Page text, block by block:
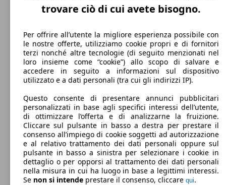
Velocità massima
Diesel
Carburante
211 g/km
Emissioni di CO2 (combinato)*
trovare ciò di cui avete bisogno.
Per offrire all’utente la migliore esperienza possibile con
le nostre offerte, utilizziamo cookie propri e di fornitori
terzi nonché altre tecnologie (di seguito menzionati nel
loro insieme come “cookie”) allo scopo di salvare e
accedere in seguito a informazioni sul dispositivo
utilizzato e a dati personali (tra cui gli indirizzi IP).
Questo consente di presentare annunci pubblicitari
personalizzati in base agli specifici interessi dell’utente,
di ottimizzare l’offerta e di analizzarne la fruizione.
Cliccare sul pulsante in basso a destra per prestare il
consenso all’impiego di cookie soggetti ad autorizzazione
e al relativo trattamento dei dati personali oppure sul
pulsante in basso a sinistra per selezionare i cookie in
dettaglio o per opporsi al trattamento dei dati personali
nella misura in cui ha luogo in base a legittimi interessi.
Se non si intende prestare il consenso, cliccare qui.